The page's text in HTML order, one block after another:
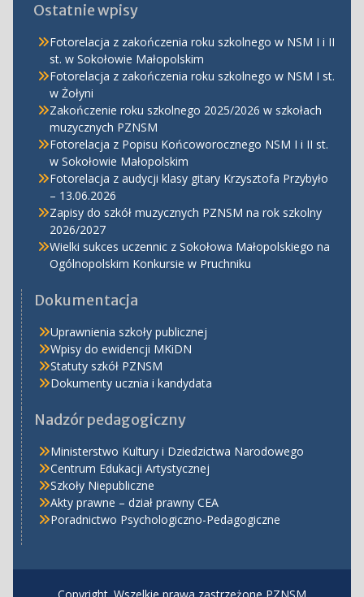
Ostatnie wpisy
Fotorelacja z zakończenia roku szkolnego w NSM I i II
st. w Sokołowie Małopolskim
Fotorelacja z zakończenia roku szkolnego w NSM I st.
w Żołyni
Zakończenie roku szkolnego 2025/2026 w szkołach
muzycznych PZNSM
Fotorelacja z Popisu Końcoworocznego NSM I i II st.
w Sokołowie Małopolskim
Fotorelacja z audycji klasy gitary Krzysztofa Przybyło
– 13.06.2026
Zapisy do szkół muzycznych PZNSM na rok szkolny
2026/2027
Wielki sukces uczennic z Sokołowa Małopolskiego na
Ogólnopolskim Konkursie w Pruchniku
Dokumentacja
Uprawnienia szkoły publicznej
Wpisy do ewidencji MKiDN
Statuty szkół PZNSM
Dokumenty ucznia i kandydata
Nadzór pedagogiczny
Ministerstwo Kultury i Dziedzictwa Narodowego
Centrum Edukacji Artystycznej
Szkoły Niepubliczne
Akty prawne – dział prawny CEA
Poradnictwo Psychologiczno-Pedagogiczne